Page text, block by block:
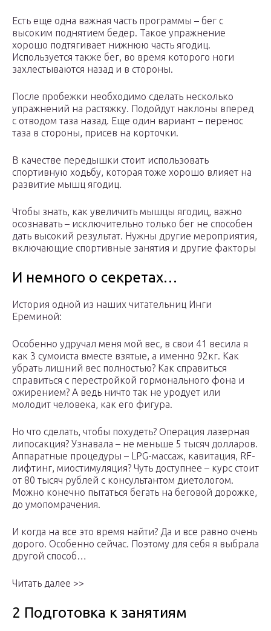
Есть еще одна важная часть программы – бег с
высоким поднятием бедер. Такое упражнение
хорошо подтягивает нижнюю часть ягодиц.
Используется также бег, во время которого ноги
захлестываются назад и в стороны.
После пробежки необходимо сделать несколько
упражнений на растяжку. Подойдут наклоны вперед
с отводом таза назад. Еще один вариант – перенос
таза в стороны, присев на корточки.
В качестве передышки стоит использовать
спортивную ходьбу, которая тоже хорошо влияет на
развитие мышц ягодиц.
Чтобы знать, как увеличить мышцы ягодиц, важно
осознавать – исключительно только бег не способен
дать высокий результат. Нужны другие мероприятия,
включающие спортивные занятия и другие факторы
И немного о секретах…
История одной из наших читательниц Инги
Ереминой:
Особенно удручал меня мой вес, в свои 41 весила я
как 3 сумоиста вместе взятые, а именно 92кг. Как
убрать лишний вес полностью? Как справиться
справиться с перестройкой гормонального фона и
ожирением? А ведь ничто так не уродует или
молодит человека, как его фигура.
Но что сделать, чтобы похудеть? Операция лазерная
липосакция? Узнавала – не меньше 5 тысяч долларов.
Аппаратные процедуры – LPG-массаж, кавитация, RF-
лифтинг, миостимуляция? Чуть доступнее – курс стоит
от 80 тысяч рублей с консультантом диетологом.
Можно конечно пытаться бегать на беговой дорожке,
до умопомрачения.
И когда на все это время найти? Да и все равно очень
дорого. Особенно сейчас. Поэтому для себя я выбрала
другой способ…
Читать далее >>
2 Подготовка к занятиям